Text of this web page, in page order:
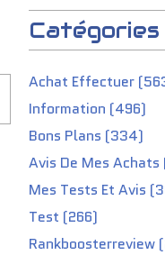
Catégories
Achat Effectuer
Information (496)
Bons Plans (334)
Avis De Mes Achats
Mes Tests Et Avis
Test (266)
Rankboosterreview